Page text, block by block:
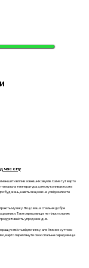
час сну
вплив зовнішніх звуків. Саме тут варто
температура для сну коливається в
навіть якщо ви не усвідомлюєте
грають музику. Якщо ваша спальня добре
Таке середовище не тільки сприяє
упродовж дня.
якість відпочинку, але й може суттєво
варто переглянути своє спальне середовище